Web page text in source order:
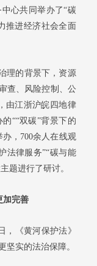
心共同举办了“碳
推进经济社会全面
理的背景下，资源
查、风险控制、公
由江浙沪皖四地律
““双碳”背景下的
，700余人在线观
法律服务”“碳与能
题进行了研讨。
加完善
，《黄河保护法》
坚实的法治保障。